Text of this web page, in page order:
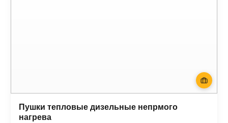
Пушки тепловые дизельные непрмого
нагрева